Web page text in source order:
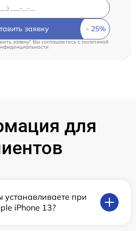
заявку
заявку" Вы соглашаетесь c политикой
для
устанавливаете при
iPhone 13?